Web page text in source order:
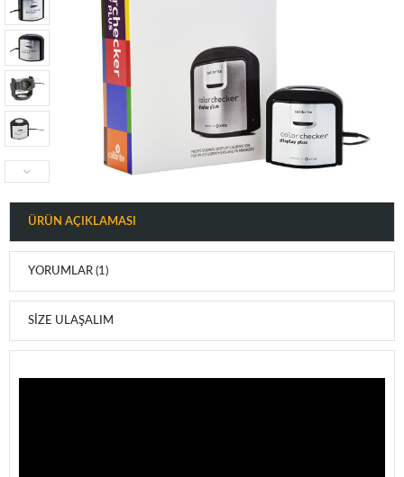
ÜRÜN AÇIKLAMASI
YORUMLAR (1)
SIZE ULAŞALIM